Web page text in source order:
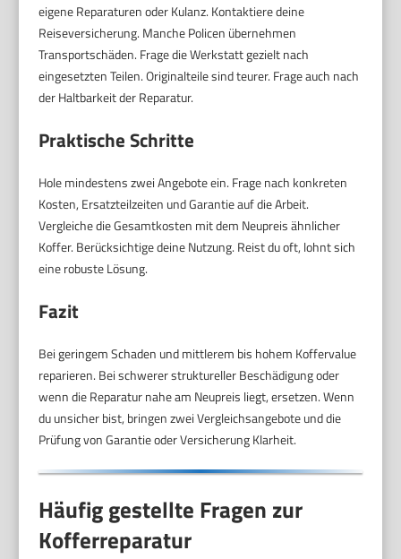
eigene Reparaturen oder Kulanz. Kontaktiere deine
Reiseversicherung. Manche Policen übernehmen
Transportschäden. Frage die Werkstatt gezielt nach
eingesetzten Teilen. Originalteile sind teurer. Frage auch nach
der Haltbarkeit der Reparatur.
Praktische Schritte
Hole mindestens zwei Angebote ein. Frage nach konkreten
Kosten, Ersatzteilzeiten und Garantie auf die Arbeit.
Vergleiche die Gesamtkosten mit dem Neupreis ähnlicher
Koffer. Berücksichtige deine Nutzung. Reist du oft, lohnt sich
eine robuste Lösung.
Fazit
Bei geringem Schaden und mittlerem bis hohem Koffervalue
reparieren. Bei schwerer struktureller Beschädigung oder
wenn die Reparatur nahe am Neupreis liegt, ersetzen. Wenn
du unsicher bist, bringen zwei Vergleichsangebote und die
Prüfung von Garantie oder Versicherung Klarheit.
Häufig gestellte Fragen zur
Kofferreparatur